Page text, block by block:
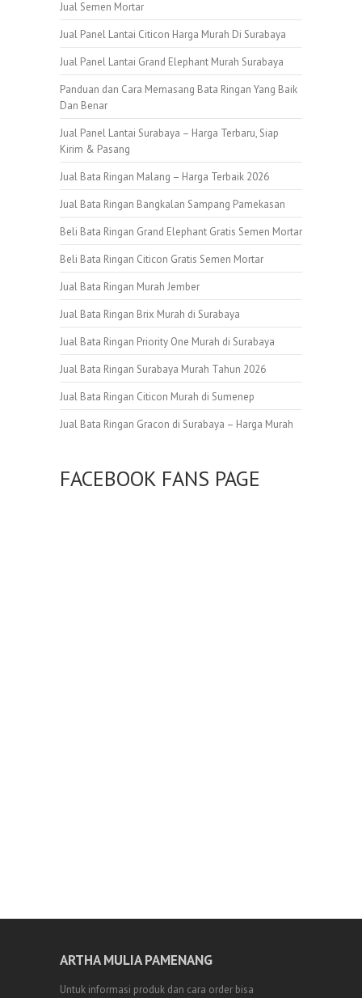
Jual Semen Mortar
Jual Panel Lantai Citicon Harga Murah Di Surabaya
Jual Panel Lantai Grand Elephant Murah Surabaya
Panduan dan Cara Memasang Bata Ringan Yang Baik
Dan Benar
Jual Panel Lantai Surabaya – Harga Terbaru, Siap
Kirim & Pasang
Jual Bata Ringan Malang – Harga Terbaik 2026
Jual Bata Ringan Bangkalan Sampang Pamekasan
Beli Bata Ringan Grand Elephant Gratis Semen Mortar
Beli Bata Ringan Citicon Gratis Semen Mortar
Jual Bata Ringan Murah Jember
Jual Bata Ringan Brix Murah di Surabaya
Jual Bata Ringan Priority One Murah di Surabaya
Jual Bata Ringan Surabaya Murah Tahun 2026
Jual Bata Ringan Citicon Murah di Sumenep
Jual Bata Ringan Gracon di Surabaya – Harga Murah
FACEBOOK FANS PAGE
ARTHA MULIA PAMENANG
Untuk informasi produk dan cara order bisa